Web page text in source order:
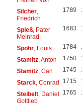
Silcher,
Friedrich
1789
Spieß, Pater
Meinrad
1683
Spohr, Louis 1784
Stamitz, Anton 1750
Stamitz, Carl 1745
Starck, Conrad 1715
Steibelt, Daniel
Gottlieb
1765